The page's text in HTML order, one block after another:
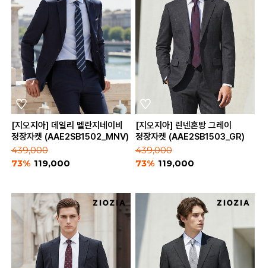
[지오지아] 데일리 멜란지네이비
정장자켓 (AAE2SB1502_MNV)
439,000
73% 119,000
[지오지아] 린넨혼방 그레이
정장자켓 (AAE2SB1503_GR)
439,000
73% 119,000